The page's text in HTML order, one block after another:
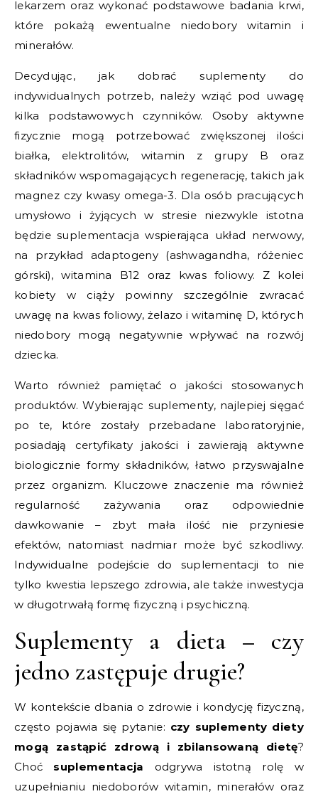
lekarzem oraz wykonać podstawowe badania krwi,
które pokażą ewentualne niedobory witamin i
minerałów.
Decydując, jak dobrać suplementy do
indywidualnych potrzeb, należy wziąć pod uwagę
kilka podstawowych czynników. Osoby aktywne
fizycznie mogą potrzebować zwiększonej ilości
białka, elektrolitów, witamin z grupy B oraz
składników wspomagających regenerację, takich jak
magnez czy kwasy omega-3. Dla osób pracujących
umysłowo i żyjących w stresie niezwykle istotna
będzie suplementacja wspierająca układ nerwowy,
na przykład adaptogeny (ashwagandha, różeniec
górski), witamina B12 oraz kwas foliowy. Z kolei
kobiety w ciąży powinny szczególnie zwracać
uwagę na kwas foliowy, żelazo i witaminę D, których
niedobory mogą negatywnie wpływać na rozwój
dziecka.
Warto również pamiętać o jakości stosowanych
produktów. Wybierając suplementy, najlepiej sięgać
po te, które zostały przebadane laboratoryjnie,
posiadają certyfikaty jakości i zawierają aktywne
biologicznie formy składników, łatwo przyswajalne
przez organizm. Kluczowe znaczenie ma również
regularność zażywania oraz odpowiednie
dawkowanie – zbyt mała ilość nie przyniesie
efektów, natomiast nadmiar może być szkodliwy.
Indywidualne podejście do suplementacji to nie
tylko kwestia lepszego zdrowia, ale także inwestycja
w długotrwałą formę fizyczną i psychiczną.
Suplementy a dieta – czy
jedno zastępuje drugie?
W kontekście dbania o zdrowie i kondycję fizyczną,
często pojawia się pytanie: czy suplementy diety
mogą zastąpić zdrową i zbilansowaną dietę?
Choć suplementacja odgrywa istotną rolę w
uzupełnianiu niedoborów witamin, minerałów oraz